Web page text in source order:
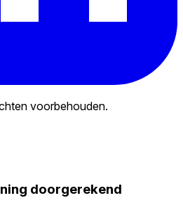
voorbehouden.
doorgerekend